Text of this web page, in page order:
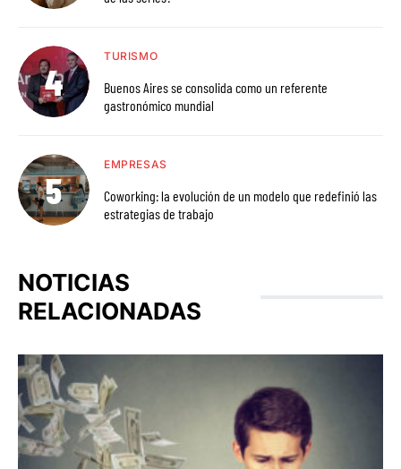
TURISMO
Buenos Aires se consolida como un referente
gastronómico mundial
EMPRESAS
Coworking: la evolución de un modelo que redefinió las
estrategias de trabajo
NOTICIAS
RELACIONADAS